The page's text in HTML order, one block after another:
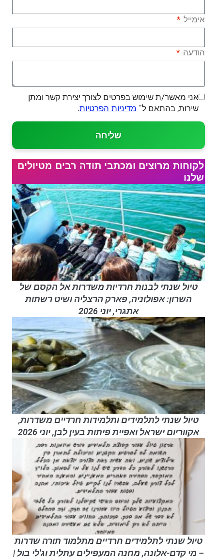
אימייל
הודעה
אני מאשר/ת שימוש בפרטים לצורך יצירת קשר ומתן
שירות, בהתאם ל־ מדיניות הפרטיות.
שליחה
לקוחות מרוצים ומכתבי תודה רבים מטיולים
שלנו
טיול שנתי לבנות חרדיות משדרות אל הקסם של
השרון: אפולוניה, פארק הרצליה ושיט רשתות
אתגרי, יוני 2026
טיול שנתי לתלמידים ותלמידות חרדיים משדרות,
אקווריום ישראל ואפיית פיתות בעין לבן, יוני 2026
טיול שנתי לתלמידים חרדיים מתלמוד תורה שדרות
– מי קדם-אלונה, מחנה המעפילים עתלית וג'לי בול |